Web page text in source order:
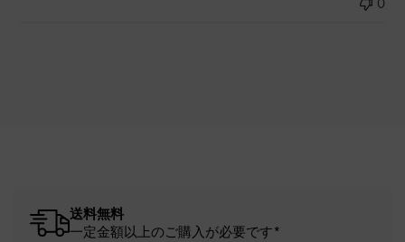
送料無料
一定金額以上のご購入が必要です*